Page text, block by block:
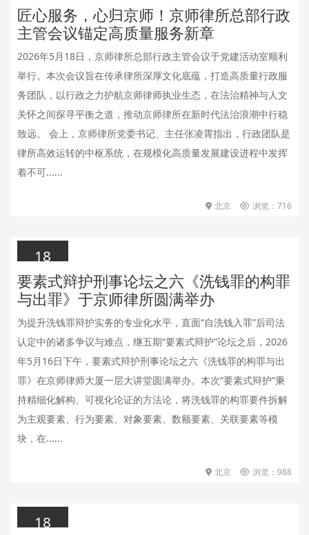
2026.05.18
匠心服务，心归京师！京师律所总部行政
主管会议锚定高质量服务新章
2026年5月18日，京师律所总部行政主管会议于党建活动室顺利
举行。本次会议旨在传承律所深厚文化底蕴，打造高质量行政服
务团队，以行政之力护航京师律师执业生态，在法治精神与人文
关怀之间探寻平衡之道，推动京师律所在新时代法治浪潮中行稳
致远。 会上，京师律所党委书记、主任张凌霄指出，行政团队是
律所高效运转的中枢系统，在规模化高质量发展建设进程中发挥
着不可......
北京 浏览：716
18
2026.05.18
要素式辩护刑事论坛之六《洗钱罪的构罪
与出罪》于京师律所圆满举办
为提升洗钱罪辩护实务的专业化水平，直面“自洗钱入罪”后司法
认定中的诸多争议与难点，继五期“要素式辩护”论坛之后，2026
年5月16日下午，要素式辩护刑事论坛之六《洗钱罪的构罪与出
罪》在京师律师大厦一层大讲堂圆满举办。本次“要素式辩护”秉
持精细化解构、可视化论证的方法论，将洗钱罪的构罪要件拆解
为主观要素、行为要素、对象要素、数额要素、关联要素等模
块，在......
北京 浏览：988
18